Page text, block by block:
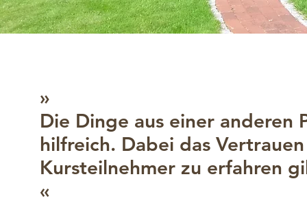
»
Die Dinge aus einer anderen
hilfreich. Dabei das
Kursteilnehmer zu erfahren
«